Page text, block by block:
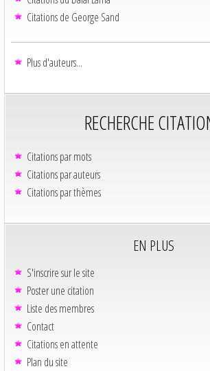
Citations de George Sand
Plus d'auteurs...
RECHERCHE
Citations par mots
Citations par auteurs
Citations par thèmes
EN PLUS
S'inscrire sur le site
Poster une citation
Liste des membres
Contact
Citations en attente
Plan du site